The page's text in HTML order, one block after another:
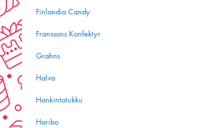
Finlandia Candy
Franssons Konfektyr
Grahns
Halva
Hankintatukku
Haribo